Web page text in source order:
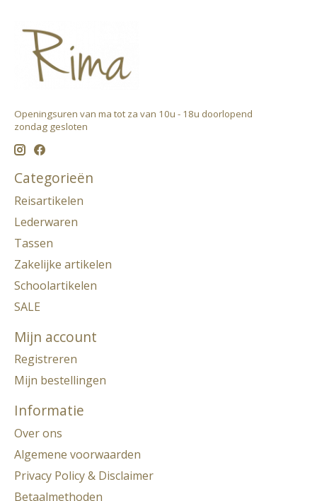
Openingsuren van ma tot za van 10u - 18u doorlopend ​
zondag gesloten
Categorieën
Reisartikelen
Lederwaren
Tassen
Zakelijke artikelen
Schoolartikelen
SALE
Mijn account
Registreren
Mijn bestellingen
Informatie
Over ons
Algemene voorwaarden
Privacy Policy & Disclaimer
Betaalmethoden